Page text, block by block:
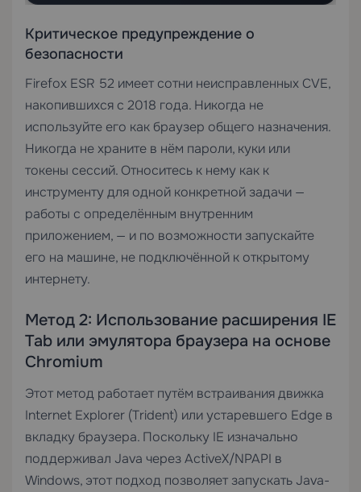
Критическое предупреждение о
безопасности
Firefox ESR 52 имеет сотни неисправленных CVE,
накопившихся с 2018 года. Никогда не
используйте его как браузер общего назначения.
Никогда не храните в нём пароли, куки или
токены сессий. Относитесь к нему как к
инструменту для одной конкретной задачи —
работы с определённым внутренним
приложением, — и по возможности запускайте
его на машине, не подключённой к открытому
интернету.
Метод 2: Использование расширения IE
Tab или эмулятора браузера на основе
Chromium
Этот метод работает путём встраивания движка
Internet Explorer (Trident) или устаревшего Edge в
вкладку браузера. Поскольку IE изначально
поддерживал Java через ActiveX/NPAPI в
Windows, этот подход позволяет запускать Java-